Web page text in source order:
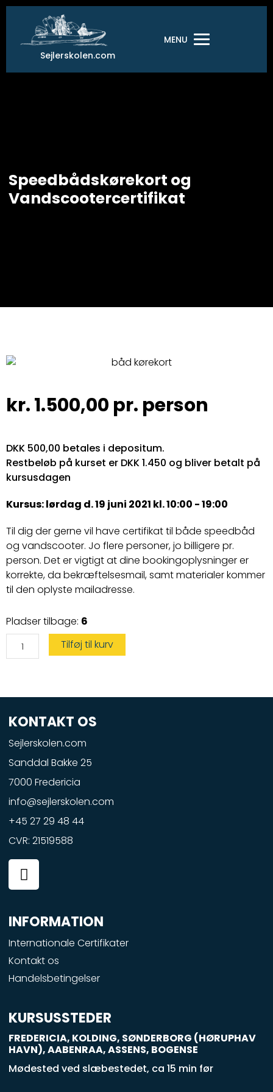
Gå
indholdet
Sejlerskolen.com
MENU
Speedbådskørekort og
Vandscootercertifikat
kr.1.500,00 pr. person
DKK 500,00 betales i depositum.
Restbeløb på kurset er DKK 1.450 og bliver betalt på
kursusdagen
Kursus: lørdag d. 19 juni 2021 kl. 10:00 - 19:00
Til dig der gerne vil have certifikat til både speedbåd
og vandscooter. Jo flere personer, jo billigere pr.
person. Det er vigtigt at dine bookingoplysninger er
korrekte, da bekræftelsesmail, samt materialer kommer
til den oplyste mailadresse.
Pladser tilbage: 6
Speedbådskørekort
og
Vandscootercertifikat
Tilføj til kurv
KONTAKT OS
Sejlerskolen.com
Sanddal Bakke 25
7000 Fredericia
info@sejlerskolen.com
+45 27 29 48 44
CVR: 21519588
F
a
c
e
b
o
o
k
-
q
u
a
r
INFORMATION
Internationale Certifikater
Kontakt os
Handelsbetingelser
KURSUSSTEDER
FREDERICIA, KOLDING, SØNDERBORG (HØRUPHAV
HAVN), AABENRAA, ASSENS, BOGENSE
Mødested ved slæbestedet, ca 15 min før